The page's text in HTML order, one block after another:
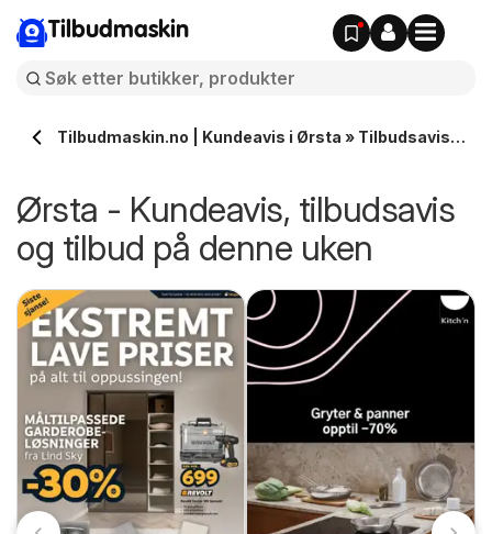
Tilbudmaskin
Tilbudmaskin.no | Kundeavis i Ørsta » Tilbudsavis
Ørsta - Kundeavis, tilbudsavis
og tilbud på denne uken